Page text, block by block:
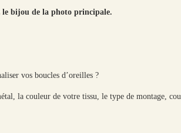
le bijou de la photo principale.
vos boucles d’oreilles ?
la couleur de votre tissu, le type de montage,